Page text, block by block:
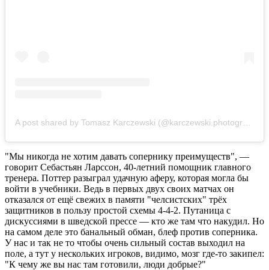
"Мы никогда не хотим давать сопернику преимуществ", —
говорит Себастьян Ларссон, 40-летний помощник главного
тренера. Поттер разыграл удачную аферу, которая могла бы
войти в учебники. Ведь в первых двух своих матчах он
отказался от ещё свежих в памяти "челсистских" трёх
защитников в пользу простой схемы 4-4-2. Путаница с
дискуссиями в шведской прессе — кто же там что накудил. Но
на самом деле это банальный обман, блеф против соперника.
У нас и так не то чтобы очень сильный состав выходил на
поле, а тут у нескольких игроков, видимо, мозг где-то закипел:
"К чему же вы нас там готовили, люди добрые?"